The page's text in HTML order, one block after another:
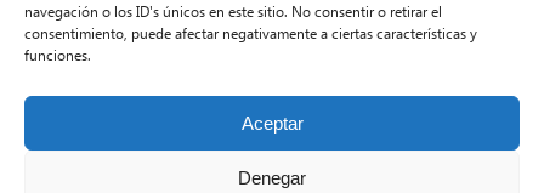
navegación o los ID's únicos en este sitio. No consentir o retirar el
consentimiento, puede afectar negativamente a ciertas características y
funciones.
Aceptar
Denegar
Política de privacidad
Contacto
Desarrollo Web por Kiwop